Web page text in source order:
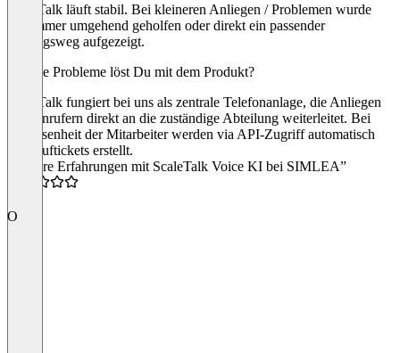
ScaleTalk läuft stabil. Bei kleineren Anliegen / Problemen wurde
uns immer umgehend geholfen oder direkt ein passender
Lösungsweg aufgezeigt.
Welche Probleme löst Du mit dem Produkt?
ScaleTalk fungiert bei uns als zentrale Telefonanlage, die Anliegen
von Anrufern direkt an die zuständige Abteilung weiterleitet. Bei
Abwesenheit der Mitarbeiter werden via API-Zugriff automatisch
Rückruftickets erstellt.
“Unsere Erfahrungen mit ScaleTalk Voice KI bei SIMLEA”
O